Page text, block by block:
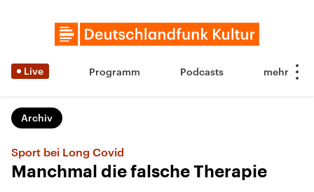
Live Programm Podcasts
Archiv
Sport bei Long Covid
Manchmal die falsche Therapie